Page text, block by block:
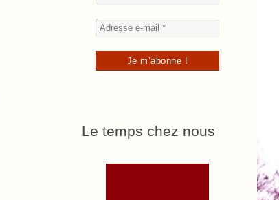
Le temps chez nous